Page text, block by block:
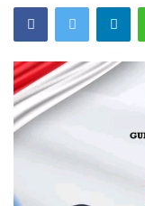
Kontak
Internasional
Ekonomi & Bisnis